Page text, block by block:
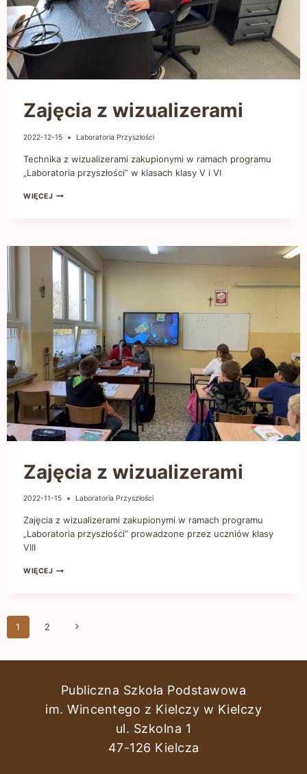
Zajęcia z wizualizerami
2022-12-15 Laboratoria Przyszłości
Technika z wizualizerami zakupionymi w ramach programu
„Laboratoria przyszłości” w klasach klasy V i VI
WIĘCEJ
Zajęcia z wizualizerami
2022-11-15 Laboratoria Przyszłości
Zajęcia z wizualizerami zakupionymi w ramach programu
„Laboratoria przyszłości” prowadzone przez uczniów klasy
VIII
WIĘCEJ
1 2
Publiczna Szkoła Podstawowa
im. Wincentego z Kielczy w Kielczy
ul. Szkolna 1
47-126 Kielcza